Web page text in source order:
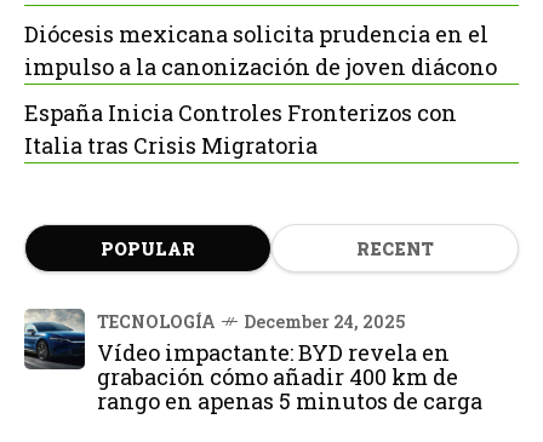
Diócesis mexicana solicita prudencia en el
impulso a la canonización de joven diácono
España Inicia Controles Fronterizos con
Italia tras Crisis Migratoria
POPULAR RECENT
TECNOLOGÍA December 24, 2025
Vídeo impactante: BYD revela en
grabación cómo añadir 400 km de
rango en apenas 5 minutos de carga